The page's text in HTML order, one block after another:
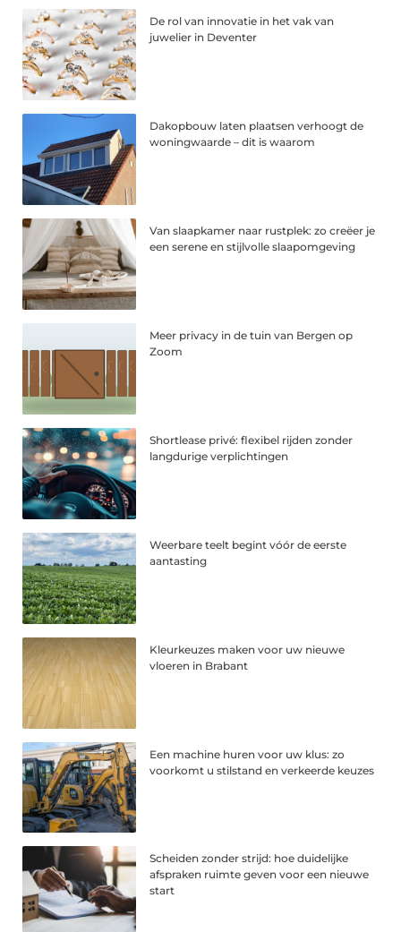
De rol van innovatie in het vak van
juwelier in Deventer
Dakopbouw laten plaatsen verhoogt de
woningwaarde – dit is waarom
Van slaapkamer naar rustplek: zo creëer je
een serene en stijlvolle slaapomgeving
Meer privacy in de tuin van Bergen op
Zoom
Shortlease privé: flexibel rijden zonder
langdurige verplichtingen
Weerbare teelt begint vóór de eerste
aantasting
Kleurkeuzes maken voor uw nieuwe
vloeren in Brabant
Een machine huren voor uw klus: zo
voorkomt u stilstand en verkeerde keuzes
Scheiden zonder strijd: hoe duidelijke
afspraken ruimte geven voor een nieuwe
start